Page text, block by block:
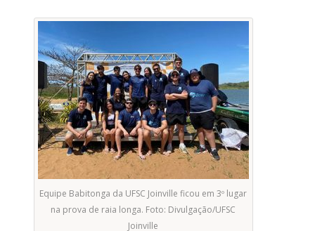
Equipe Babitonga da UFSC Joinville ficou em 3º lugar
na prova de raia longa. Foto: Divulgação/UFSC
Joinville